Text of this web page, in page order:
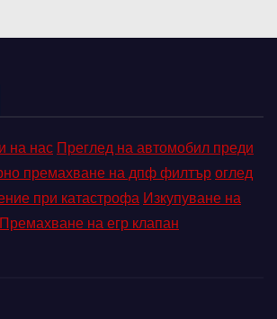
на нас Преглед на автомобил преди
премахване на дпф филтъроглед
при катастрофа Изкупуване на
Премахване на егр клапан